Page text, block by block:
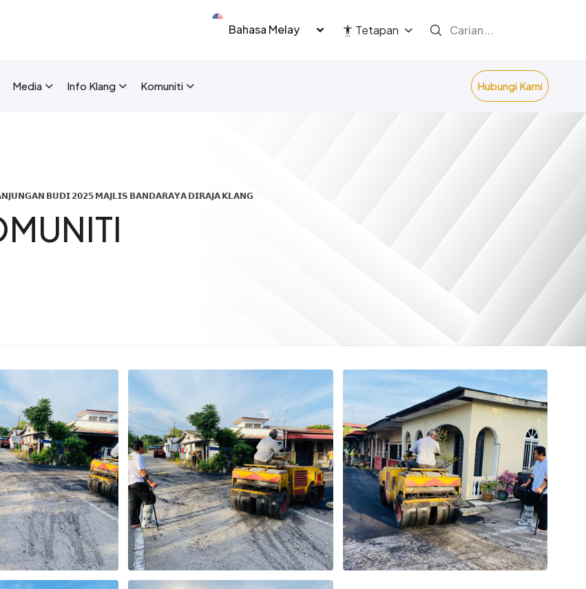
Select your language Tetapan
Media Info Klang Komuniti Hubungi Kami
𝗕𝗨𝗗𝗜 𝟮𝟬𝟮𝟱 𝗠𝗔𝗝𝗟𝗜𝗦 𝗕𝗔𝗡𝗗𝗔𝗥𝗔𝗬𝗔 𝗗𝗜𝗥𝗔𝗝𝗔 𝗞𝗟𝗔𝗡𝗚